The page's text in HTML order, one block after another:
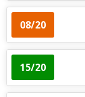
08/20
15/20